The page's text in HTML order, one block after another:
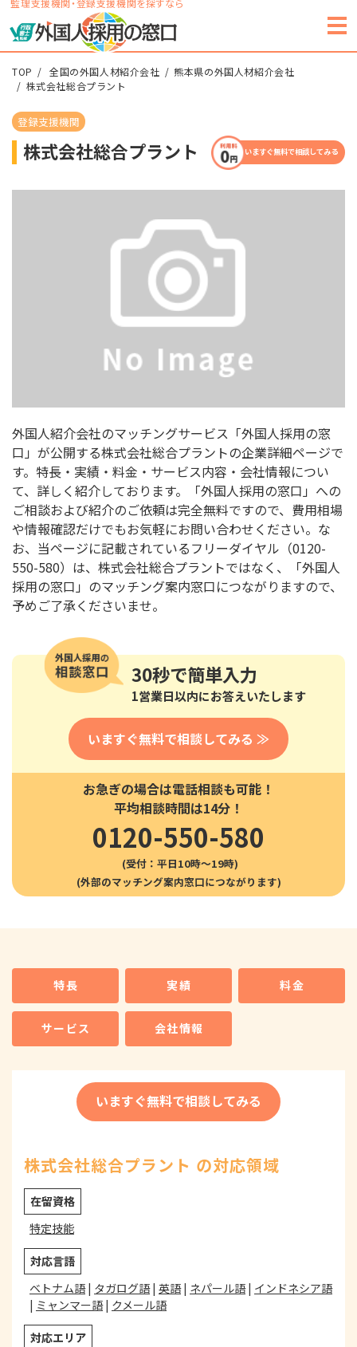
監理支援機関・登録支援機関を探すなら
TOP 全国の外国人材紹介会社
熊本県の外国人材紹介会社
株式会社総合プラント
登録支援機関
株式会社総合プラント いますぐ無料で相談してみる
外国人紹介会社のマッチングサービス「外国人採用の窓
口」が公開する株式会社総合プラントの企業詳細ページで
す。特長・実績・料金・サービス内容・会社情報につい
て、詳しく紹介しております。「外国人採用の窓口」への
ご相談および紹介のご依頼は完全無料ですので、費用相場
や情報確認だけでもお気軽にお問い合わせください。な
お、当ページに記載されているフリーダイヤル（0120-
550-580）は、株式会社総合プラントではなく、「外国人
採用の窓口」のマッチング案内窓口につながりますので、
予めご了承くださいませ。
30秒で簡単入力
1営業日以内にお答えいたします
いますぐ無料で相談してみる ≫
お急ぎの場合は電話相談も可能！
平均相談時間は14分！
0120-550-580
(受付：平日10時〜19時)
特長 実績 料金
サービス 会社情報
いますぐ無料で相談してみる
株式会社総合プラント の対応領域
在留資格
特定技能
対応言語
ベトナム語| タガログ語| 英語| ネパール語| インドネシア語
| ミャンマー語| クメール語
対応エリア